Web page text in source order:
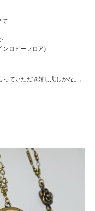
て~
ンロビーフロア)
ていただき嬉し悲しかな。。